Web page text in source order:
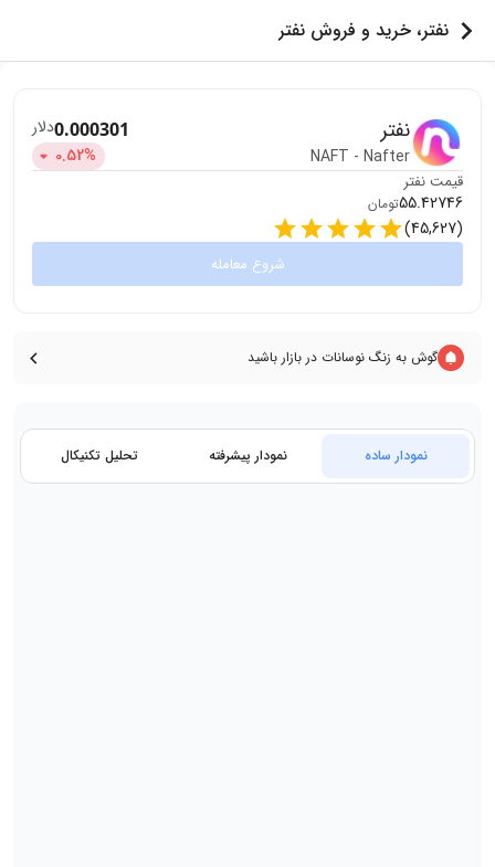
نفتر، خرید و فروش نفتر
نفتر
NAFT - Nafter
0.000301دلار
0.52%
قیمت نفتر
55.42746تومان
(
45,627
)
شروع معامله
گوش به زنگ نوسانات در بازار باشید
نمودار ساده نمودار پیشرفته تحلیل تکنیکال